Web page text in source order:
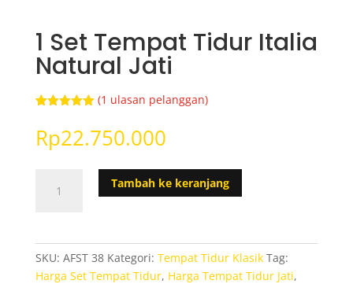
1 Set Tempat Tidur Italia
Natural Jati
berdasarka
penilaian
(1 ulasan pelanggan)
Rp22.750.000
Tambah ke keranjang
SKU: AFST 38 Kategori: Tempat Tidur Klasik Tag:
Harga Set Tempat Tidur, Harga Tempat Tidur Jati,